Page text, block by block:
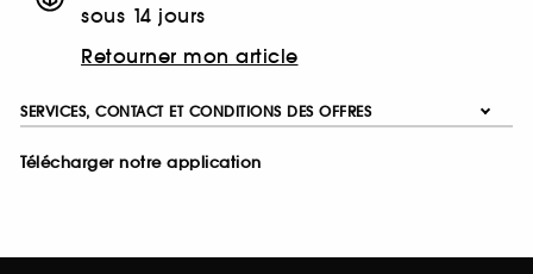
sous 14 jours
Retourner mon article
SERVICES, CONTACT ET CONDITIONS DES OFFRES
Télécharger notre application